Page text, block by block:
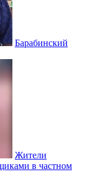
Барабинский
Жители
в частном